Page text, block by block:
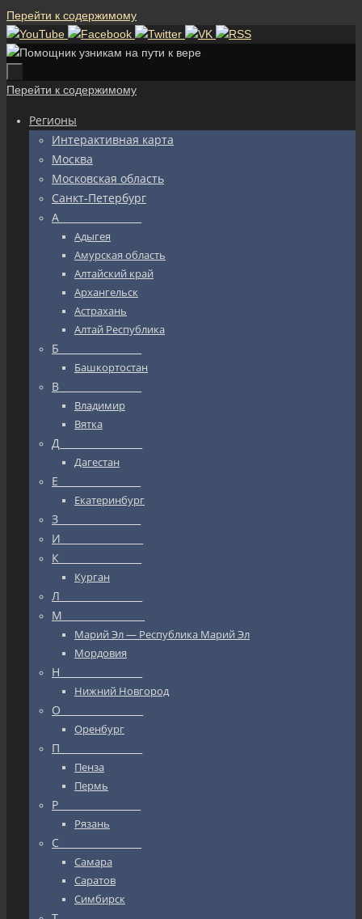
Перейти к содержимому
Перейти к содержимому
Регионы
Интерактивная карта
Москва
Московская область
Санкт-Петербург
А_________________
Адыгея
Амурская область
Алтайский край
Архангельск
Астрахань
Алтай Республика
Б_________________
Башкортостан
В_________________
Владимир
Вятка
Д_________________
Дагестан
Е_________________
Екатеринбург
З_________________
И_________________
К_________________
Курган
Л_________________
М_________________
Марий Эл — Республика Марий Эл
Мордовия
Н_________________
Нижний Новгород
О_________________
Оренбург
П_________________
Пенза
Пермь
Р_________________
Рязань
С_________________
Самара
Саратов
Симбирск